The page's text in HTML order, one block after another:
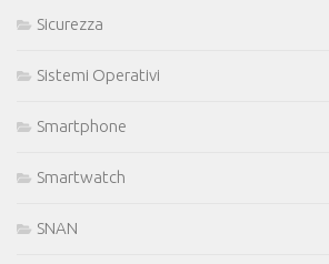
Sicurezza
Sistemi Operativi
Smartphone
Smartwatch
SNAN